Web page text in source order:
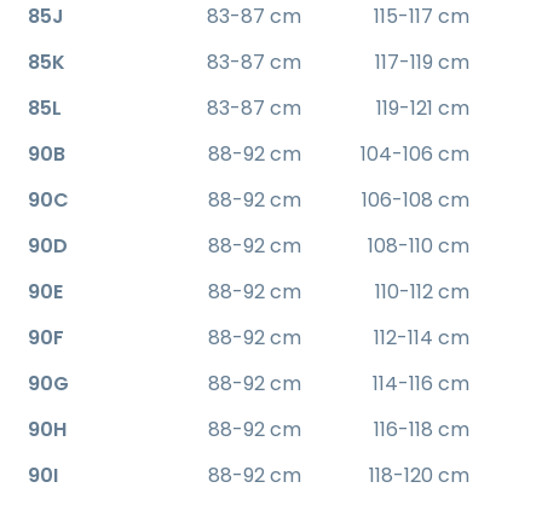
85J
83-87 cm
115-117 cm
85K
83-87 cm
117-119 cm
85L
83-87 cm
119-121 cm
90B
88-92 cm
104-106 cm
90C
88-92 cm
106-108 cm
90D
88-92 cm
108-110 cm
90E
88-92 cm
110-112 cm
90F
88-92 cm
112-114 cm
90G
88-92 cm
114-116 cm
90H
88-92 cm
116-118 cm
90I
88-92 cm
118-120 cm